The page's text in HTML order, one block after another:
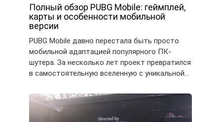
Полный обзор PUBG Mobile: геймплей,
карты и особенности мобильной
версии
PUBG Mobile давно перестала быть просто
мобильной адаптацией популярного ПК-
шутера. За несколько лет проект превратился
в самостоятельную вселенную с уникальной…